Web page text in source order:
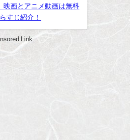
映画とアニメ動画は無料
すじ紹介！
Link